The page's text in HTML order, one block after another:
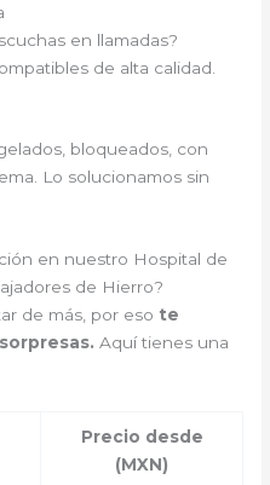
en llamadas?
de alta calidad.
bloqueados, con
Lo solucionamos sin
en nuestro Hospital de
de Hierro?
de más, por eso te
Aquí tienes una
Precio desde
(MXN)